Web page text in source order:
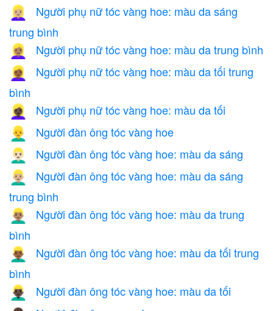
👱🏼‍♀️
Người phụ nữ tóc vàng hoe: màu da sáng
trung bình
👱🏽‍♀️ Người phụ nữ tóc vàng hoe: màu da trung bình
👱🏾‍♀️
Người phụ nữ tóc vàng hoe: màu da tối trung
bình
👱🏿‍♀️ Người phụ nữ tóc vàng hoe: màu da tối
👱‍♂️ Người đàn ông tóc vàng hoe
👱🏻‍♂️ Người đàn ông tóc vàng hoe: màu da sáng
👱🏼‍♂️
Người đàn ông tóc vàng hoe: màu da sáng
trung bình
👱🏽‍♂️
Người đàn ông tóc vàng hoe: màu da trung
bình
👱🏾‍♂️
Người đàn ông tóc vàng hoe: màu da tối trung
bình
👱🏿‍♂️ Người đàn ông tóc vàng hoe: màu da tối